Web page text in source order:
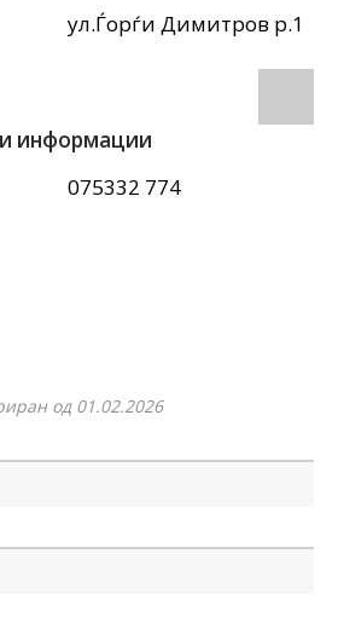
ул.Ѓорѓи Димитров р.1
информации
075332 774
од 01.02.2026